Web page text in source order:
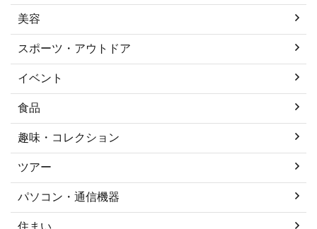
美容
スポーツ・アウトドア
イベント
食品
趣味・コレクション
ツアー
パソコン・通信機器
住まい